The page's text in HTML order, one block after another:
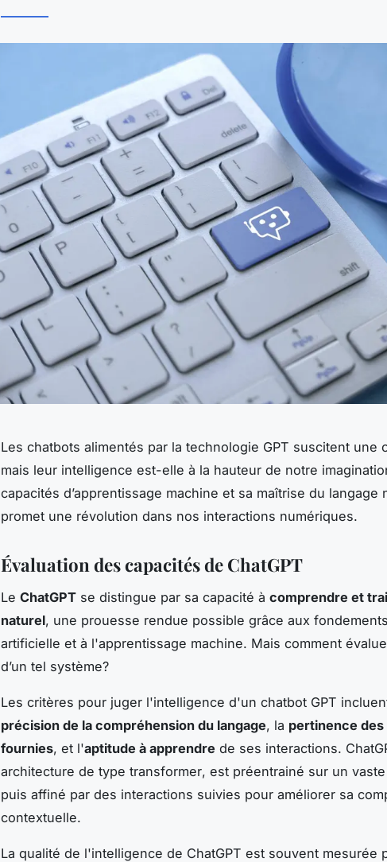
Les chatbots alimentés par la technologie GPT suscitent une
mais leur intelligence est-elle à la hauteur de notre
capacités d’apprentissage machine et sa maîtrise du langage
promet une révolution dans nos interactions numériques.
Évaluation des capacités de ChatGPT
Le ChatGPT se distingue par sa capacité à comprendre et
naturel, une prouesse rendue possible grâce aux
artificielle et à l'apprentissage machine. Mais comment
d’un tel système?
Les critères pour juger l'intelligence d'un chatbot GPT
précision de la compréhension du langage, la pertinence
fournies, et l'aptitude à apprendre de ses interactions.
architecture de type transformer, est préentrainé sur un
puis affiné par des interactions suivies pour améliorer sa
contextuelle.
La qualité de l'intelligence de ChatGPT est souvent mesurée